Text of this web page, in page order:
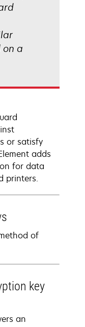
on a
or satisfy
adds
for data
printers.
of
key
an